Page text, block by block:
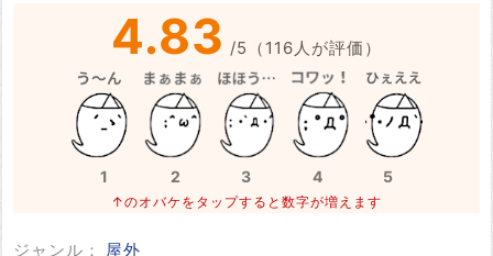
4.83 /5 （ 116人が評価）
1 2 3 4 5
↑のオバケをタップすると数字が増えます
ジャンル： 屋外